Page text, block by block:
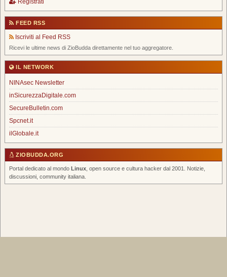
Registrati
FEED RSS
Iscriviti al Feed RSS
Ricevi le ultime news di ZioBudda direttamente nel tuo aggregatore.
IL NETWORK
NINAsec Newsletter
inSicurezzaDigitale.com
SecureBulletin.com
Spcnet.it
ilGlobale.it
ZIOBUDDA.ORG
Portal dedicato al mondo Linux , open source e cultura hacker dal 2001. Notizie,
discussioni, community italiana.